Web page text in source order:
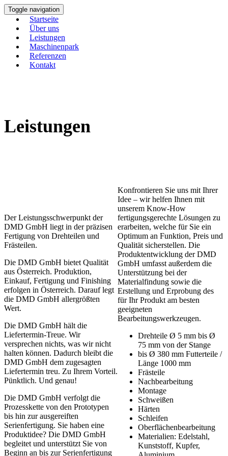
Toggle navigation
Startseite
Über uns
Leistungen
Maschinenpark
Referenzen
Kontakt
Leistungen
Der Leistungsschwerpunkt der
DMD GmbH liegt in der präzisen
Fertigung von Drehteilen und
Frästeilen.
Die DMD GmbH bietet Qualität
aus Österreich. Produktion,
Einkauf, Fertigung und Finishing
erfolgen in Österreich. Darauf legt
die DMD GmbH allergrößten
Wert.
Die DMD GmbH hält die
Liefertermin-Treue. Wir
versprechen nichts, was wir nicht
halten können. Dadurch bleibt die
DMD GmbH dem zugesagten
Liefertermin treu. Zu Ihrem Vorteil.
Pünktlich. Und genau!
Die DMD GmbH verfolgt die
Prozesskette von den Prototypen
bis hin zur ausgereiften
Serienfertigung. Sie haben eine
Produktidee? Die DMD GmbH
begleitet und unterstützt Sie von
Beginn an bis zur Serienfertigung
Konfrontieren Sie uns mit Ihrer
Idee – wir helfen Ihnen mit
unserem Know-How
fertigungsgerechte Lösungen zu
erarbeiten, welche für Sie ein
Optimum an Funktion, Preis und
Qualität sicherstellen. Die
Produktentwicklung der DMD
GmbH umfasst außerdem die
Unterstützung bei der
Materialfindung sowie die
Erstellung und Erprobung des
für Ihr Produkt am besten
geeigneten
Bearbeitungswerkzeugen.
Drehteile Ø 5 mm bis Ø
75 mm von der Stange
bis Ø 380 mm Futterteile /
Länge 1000 mm
Frästeile
Nachbearbeitung
Montage
Schweißen
Härten
Schleifen
Oberflächenbearbeitung
Materialien: Edelstahl,
Kunststoff, Kupfer,